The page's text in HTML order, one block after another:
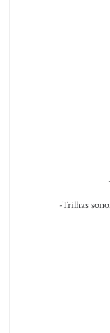
-Trilhas